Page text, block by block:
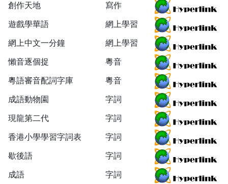
創作天地 寫作
遊戲學華語 網上學習
網上中文一分鐘 網上學習
懶音逐個捉 粵音
粵語審音配詞字庫 粵音
成語動物園 字詞
現龍第二代 字詞
香港小學學習字詞表 字詞
歇後語 字詞
成語 字詞